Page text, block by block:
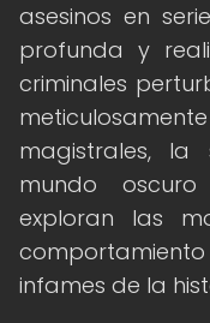
asesinos en
profunda y
criminales
magistrales,
mundo
exploran las
infames de la